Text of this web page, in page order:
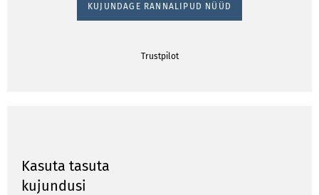
KUJUNDAGE RANNALIPUD NÜÜD
Trustpilot
Kasuta tasuta
kujundusi